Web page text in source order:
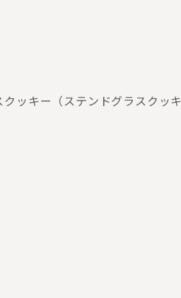
ッキー（ステンドグラスクッ